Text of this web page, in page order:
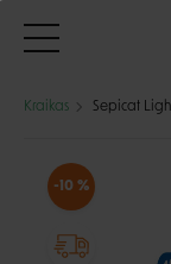
Kraikas Sepicat
-10 %